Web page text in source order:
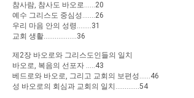
참사람, 참사도 바오로......20
예수 그리스도 중심성.......26
우리 마음 안의 성령........31
교회 생활..................36
제2장 바오로와 그리스도인들의 일치
바오로, 복음의 선포자 .....43
베드로와 바오로, 그리고 교회의 보편성......46
성 바오로의 회심과 교회의 일치.............54